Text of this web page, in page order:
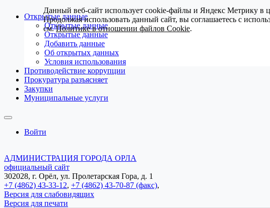
Открытые данные
Открытые данные
Открытые данные
Добавить данные
Об открытых данных
Условия использования
Противодействие коррупции
Прокуратура разъясняет
Закупки
Муниципальные услуги
Войти
АДМИНИСТРАЦИЯ ГОРОДА ОРЛА
официальный сайт
302028, г. Орёл, ул. Пролетарская Гора, д. 1
+7 (4862) 43-33-12, +7 (4862) 43-70-87 (факс),
Версия для слабовидящих
Версия для печати
Данный веб-сайт использует cookie-файлы и Яндекс Метрику в
Продолжая использовать данный сайт, вы соглашаетесь с
см.Политике в отношении файлов Cookie.